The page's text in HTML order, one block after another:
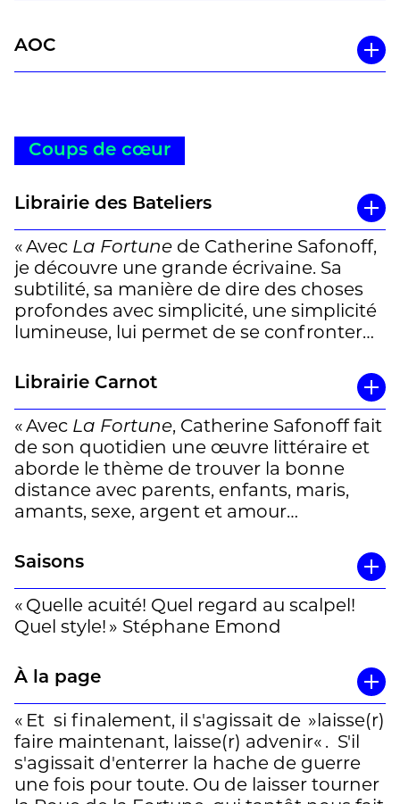
AOC
Coups de cœur
Librairie des Bateliers
« Avec La Fortune de Catherine Safonoff,
je découvre une grande écrivaine. Sa
subtilité, sa manière de dire des choses
profondes avec simplicité, une simplicité
lumineuse, lui permet de se confronter
Monkachi
Librairie Carnot
« Avec La Fortune, Catherine Safonoff fait
de son quotidien une œuvre littéraire et
aborde le thème de trouver la bonne
distance avec parents, enfants, maris,
amants, sexe, argent et amour…
C'est avec l'écriture que Catherine
Safonoff réussit à affronter son destin.
Une écriture vive, rapide, tendue, une
écriture cash dit son éditrice suisse !! »
Saisons
« Quelle acuité! Quel regard au scalpel!
Quel style! » Stéphane Emond
À la page
« Et si finalement, il s'agissait de »laisse(r)
faire maintenant, laisse(r) advenir« . S'il
s'agissait d'enterrer la hache de guerre
une fois pour toute. Ou de laisser tourner